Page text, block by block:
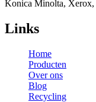
Konica Minolta,
Links
Home
Producten
Over ons
Blog
Recycling